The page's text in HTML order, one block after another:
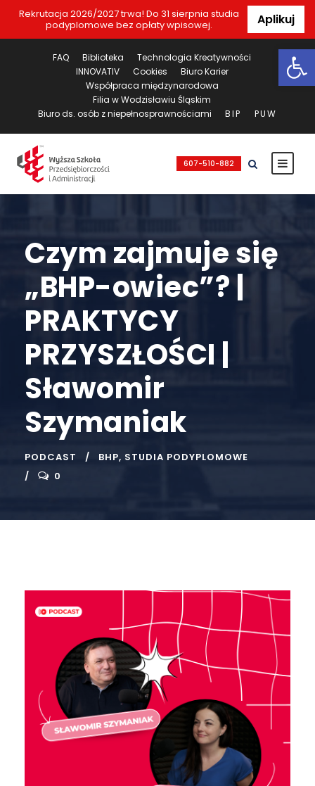
Rekrutacja 2026/2027 trwa! Do 31 sierpnia studia
podyplomowe bez opłaty wpisowej.
Aplikuj
FAQ Biblioteka
Technologia Kreatywności
INNOVATIV
Cookies
Biuro Karier
Współpraca międzynarodowa
Filia w Wodzisławiu Śląskim
Biuro ds. osób z niepełnosprawnościami
BIP PUW
607-510-882
Czym zajmuje się
„BHP-owiec”? |
PRAKTYCY
PRZYSZŁOŚCI |
Sławomir
Szymaniak
PODCAST BHP, STUDIA PODYPLOMOWE
0